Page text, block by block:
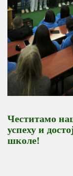
Честитамо
успеху и
школе!